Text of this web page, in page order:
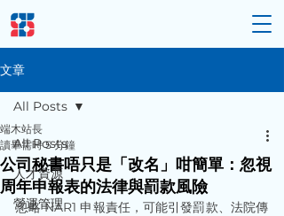
文章
All Posts
人才資源
營運管理
All Posts
公司秘書唔只是「改名」咁簡單：忽視
周年申報表的法律與罰款風險
端木站長
讀畢需時 5 分鐘
忽略 NAR1 申報責任，可能引發罰款、法院傳